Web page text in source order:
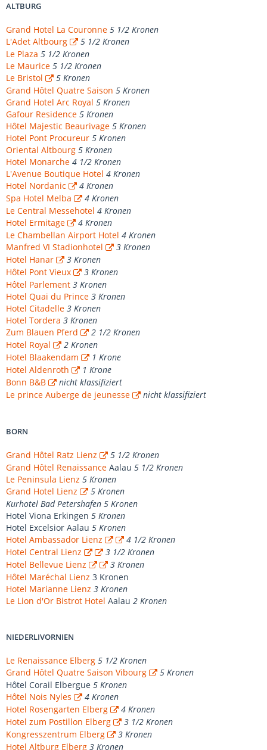
ALTBURG
Grand Hotel La Couronne 5 1/2 Kronen
L'Adet Altbourg
5 1/2 Kronen
Le Plaza 5 1/2 Kronen
Le Maurice 5 1/2 Kronen
Le Bristol
5 Kronen
Grand Hôtel Quatre Saison 5 Kronen
Grand Hotel Arc Royal 5 Kronen
Gafour Residence 5 Kronen
Hôtel Majestic Beaurivage 5 Kronen
Hotel Pont Procureur 5 Kronen
Oriental Altbourg 5 Kronen
Hotel Monarche 4 1/2 Kronen
L'Avenue Boutique Hotel 4 Kronen
Hotel Nordanic
4 Kronen
Spa Hotel Melba
4 Kronen
Le Central Messehotel 4 Kronen
Hotel Ermitage
4 Kronen
Le Chambellan Airport Hotel 4 Kronen
Manfred VI Stadionhotel
3 Kronen
Hotel Hanar
3 Kronen
Hôtel Pont Vieux
3 Kronen
Hôtel Parlement 3 Kronen
Hotel Quai du Prince 3 Kronen
Hotel Citadelle 3 Kronen
Hotel Tordera 3 Kronen
Zum Blauen Pferd
2 1/2 Kronen
Hotel Royal
2 Kronen
Hotel Blaakendam
1 Krone
Hotel Aldenroth
1 Krone
Bonn B&B
nicht klassifiziert
Le prince Auberge de jeunesse
nicht klassifiziert
BORN
Grand Hôtel Ratz Lienz
5 1/2 Kronen
Grand Hôtel Renaissance Aalau 5 1/2 Kronen
Le Peninsula Lienz 5 Kronen
Grand Hotel Lienz
5 Kronen
Kurhotel Bad Petershafen 5 Kronen
Hotel Viona Erkingen 5 Kronen
Hotel Excelsior Aalau 5 Kronen
Hotel Ambassador Lienz
4 1/2 Kronen
Hotel Central Lienz
3 1/2 Kronen
Hotel Bellevue Lienz
3 Kronen
Hôtel Maréchal Lienz 3 Kronen
Hotel Marianne Lienz 3 Kronen
Le Lion d'Or Bistrot Hotel Aalau 2 Kronen
NIEDERLIVORNIEN
Le Renaissance Elberg 5 1/2 Kronen
Grand Hôtel Quatre Saison Vibourg
5 Kronen
Hôtel Corail Elbergue 5 Kronen
Hôtel Nois Nyles
4 Kronen
Hotel Rosengarten Elberg
4 Kronen
Hotel zum Postillon Elberg
3 1/2 Kronen
Kongresszentrum Elberg
3 Kronen
Hotel Altburg Elberg 3 Kronen